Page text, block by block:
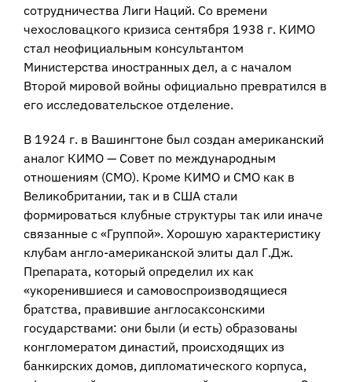
сотрудничества Лиги Наций. Со времени
чехословацкого кризиса сентября 1938 г. КИМО
стал неофициальным консультантом
Министерства иностранных дел, а с началом
Второй мировой войны официально превратился в
его исследовательское отделение.
В 1924 г. в Вашингтоне был создан американский
аналог КИМО — Совет по международным
отношениям (СМО). Кроме КИМО и СМО как в
Великобритании, так и в США стали
формироваться клубные структуры так или иначе
связанные с «Группой». Хорошую характеристику
клубам англо-американской элиты дал Г.Дж.
Препарата, который определил их как
«укоренившиеся и самовоспроизводящиеся
братства, правившие англосаксонскими
государствами: они были (и есть) образованы
конгломератом династий, происходящих из
банкирских домов, дипломатического корпуса,